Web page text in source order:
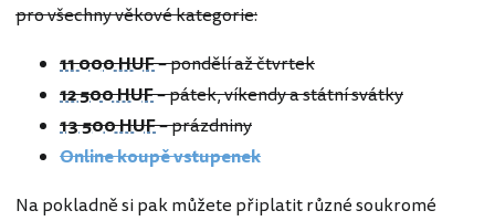
pro všechny věkové kategorie:
11 000 HUF– pondělí až čtvrtek
12 500 HUF– pátek, víkendy a státní svátky
13 500 HUF– prázdniny
Online koupě vstupenek
Na pokladně si pak můžete připlatit různé soukromé